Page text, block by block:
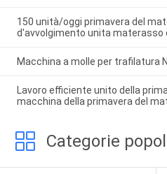
150 unità/oggi primavera del
d'avvolgimento unita materasso
Macchina a molle per trafilatura
Lavoro efficiente unito della
macchina della primavera del
Categorie